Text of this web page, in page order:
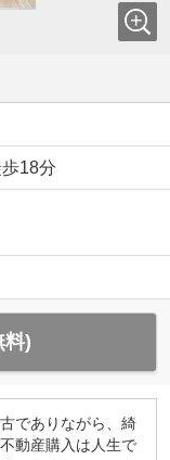
歩18分
料)
でありながら、綺
動産購入は人生で